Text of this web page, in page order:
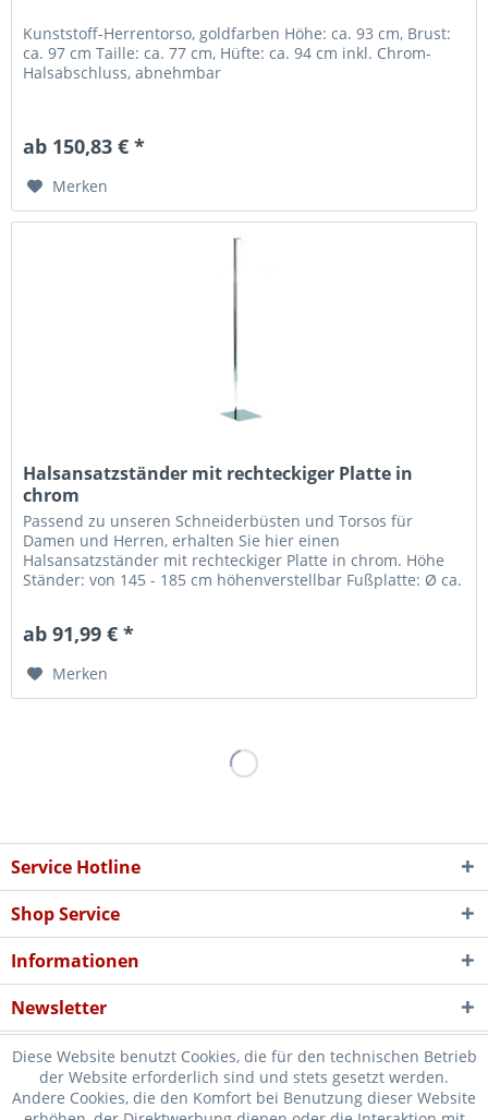
Kunststoff-Herrentorso, goldfarben Höhe: ca. 93 cm, Brust:
ca. 97 cm Taille: ca. 77 cm, Hüfte: ca. 94 cm inkl. Chrom-
Halsabschluss, abnehmbar
ab 150,83 € *
Merken
Halsansatzständer mit rechteckiger Platte in
chrom
Passend zu unseren Schneiderbüsten und Torsos für
Damen und Herren, erhalten Sie hier einen
Halsansatzständer mit rechteckiger Platte in chrom. Höhe
Ständer: von 145 - 185 cm höhenverstellbar Fußplatte: Ø ca.
ab 91,99 € *
Merken
Service Hotline
Shop Service
Informationen
Newsletter
Diese Website benutzt Cookies, die für den technischen Betrieb
der Website erforderlich sind und stets gesetzt werden.
Andere Cookies, die den Komfort bei Benutzung dieser Website